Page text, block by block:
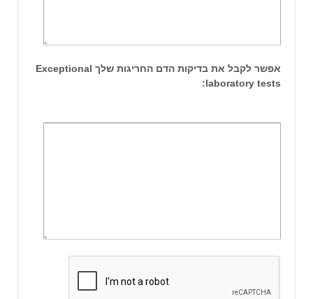
אפשר לקבל את בדיקות הדם החריגות שלך Exceptional
laboratory tests: